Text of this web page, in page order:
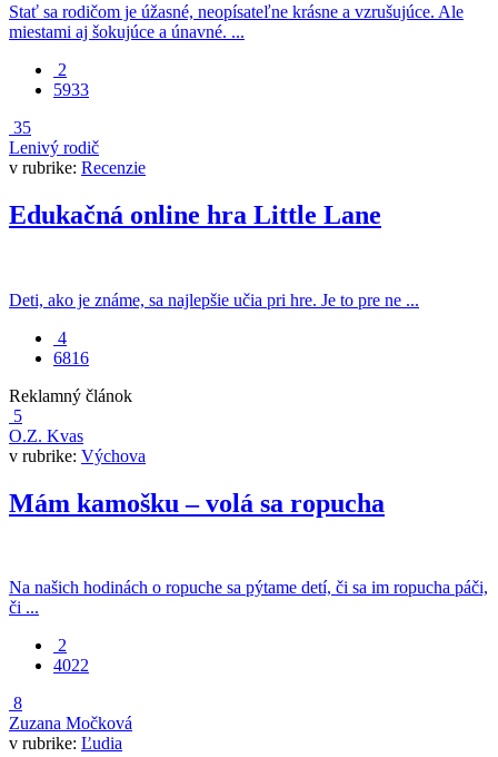
Stať sa rodičom je úžasné, neopísateľne krásne a vzrušujúce. Ale
miestami aj šokujúce a únavné. ...
2
5933
35
Lenivý rodič
v rubrike: Recenzie
Edukačná online hra Little Lane
Deti, ako je známe, sa najlepšie učia pri hre. Je to pre ne ...
4
6816
Reklamný článok
5
O.Z. Kvas
v rubrike: Výchova
Mám kamošku – volá sa ropucha
Na našich hodinách o ropuche sa pýtame detí, či sa im ropucha páči,
či ...
2
4022
8
Zuzana Močková
v rubrike: Ľudia